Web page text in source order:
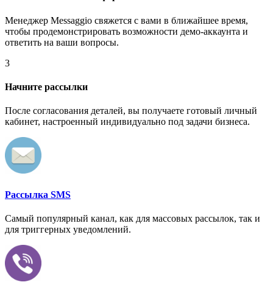
Менеджер Messaggio свяжется с вами в ближайшее время,
чтобы продемонстрировать возможности демо-аккаунта и
ответить на ваши вопросы.
3
Начните рассылки
После согласования деталей, вы получаете готовый личный
кабинет, настроенный индивидуально под задачи бизнеса.
Рассылка SMS
Самый популярный канал, как для массовых рассылок, так и
для триггерных уведомлений.